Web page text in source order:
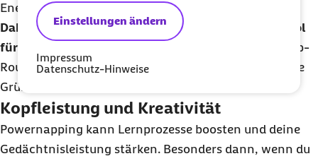
Einstellungen ändern
Impressum
Datenschutz-Hinweise
Energydrinks
deine Nickerchen ersetzt.
Dabei sind kurze Schläfchen ein unterschätztes
Tool
für deinen Alltag.
Du hast die Chance, deine alte Nap-
Routine wieder aufleben zu lassen. Hier kommen gute
Gründe.
Kopfleistung und Kreativität
Powernapping kann Lernprozesse boosten und deine
Gedächtnisleistung stärken. Besonders dann, wenn du